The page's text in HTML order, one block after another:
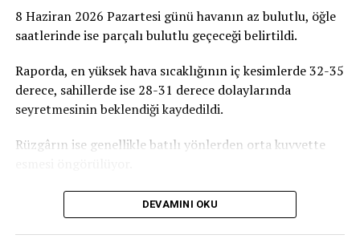
Merkezi’nde terzilik, ayakkabıcılık, kaynakçılık,
tesisatçılık, robotik kodlama, oto elektrik, oto kaporta,
verilmesi planlanıyor. Merkezin, KKTC’nin mesleki
eğitim altyapısına önemli katkılar sağlaması ve
gençlerin istihdam olanaklarını artırması hedefleniyor.
8 Haziran 2026 Pazartesi günü havanın az bulutlu, öğle
saatlerinde ise parçalı bulutlu geçeceği belirtildi.
Raporda, en yüksek hava sıcaklığının iç kesimlerde 32-35
derece, sahillerde ise 28-31 derece dolaylarında
seyretmesinin beklendiği kaydedildi.
Rüzgârın ise genellikle batılı yönlerden orta kuvvette
DEVAMINI OKU